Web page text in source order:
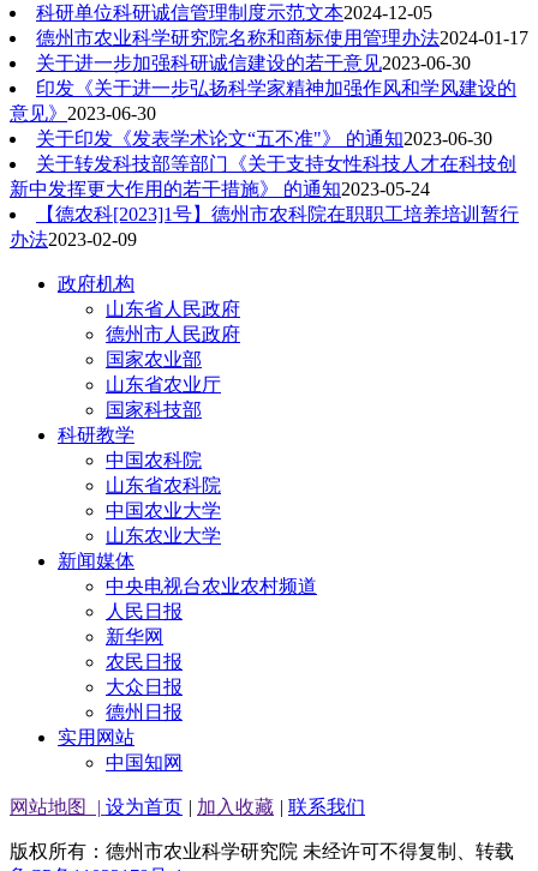
科研单位科研诚信管理制度示范文本2024-12-05
德州市农业科学研究院名称和商标使用管理办法2024-01-17
关于进一步加强科研诚信建设的若干意见2023-06-30
印发《关于进一步弘扬科学家精神加强作风和学风建设的
意见》 2023-06-30
关于印发《发表学术论文“五不准"》 的通知2023-06-30
关于转发科技部等部门《关于支持女性科技人才在科技创
新中发挥更大作用的若干措施》 的通知2023-05-24
【德农科[2023]1号】德州市农科院在职职工培养培训暂行
办法2023-02-09
政府机构
山东省人民政府
德州市人民政府
国家农业部
山东省农业厅
国家科技部
科研教学
中国农科院
山东省农科院
中国农业大学
山东农业大学
新闻媒体
中央电视台农业农村频道
人民日报
新华网
农民日报
大众日报
德州日报
实用网站
中国知网
网站地图 | 设为首页 | 加入收藏 | 联系我们
版权所有：德州市农业科学研究院 未经许可不得复制、转载